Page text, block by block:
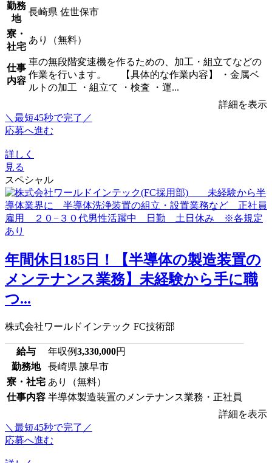
勤務
地
長崎県 佐世保市
寮・
社宅
あり（無料）
仕事
内容
車の無段階変速機を作るための、加工・組立てなどの
作業を行います。 【具体的な作業内容】 ・金属ベ
ルトの加工 ・組立て ・検査 ・運...
詳細を表示
＼最短45秒で完了／
応募へ進む
詳しく
見る
スペシャル
年間休日185日！【半導体の製造装置の
メンテナンス業務】未経験から手に職
つ...
株式会社ワールドインテック FC技術部
給与 年収例3,330,000円
勤務地
長崎県 諫早市
寮・社宅 あり（無料）
仕事内容 半導体製造装置のメンテナンス業務・正社員
詳細を表示
＼最短45秒で完了／
応募へ進む